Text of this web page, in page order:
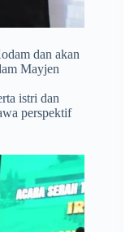
dan akan
Mayjen
istri dan
perspektif